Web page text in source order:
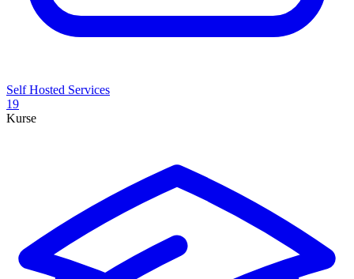
Self Hosted Services
19
Kurse